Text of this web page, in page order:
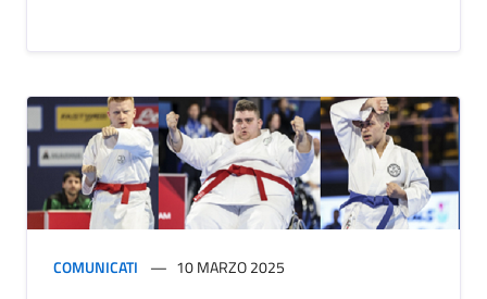
COMUNICATI 10 MARZO 2025